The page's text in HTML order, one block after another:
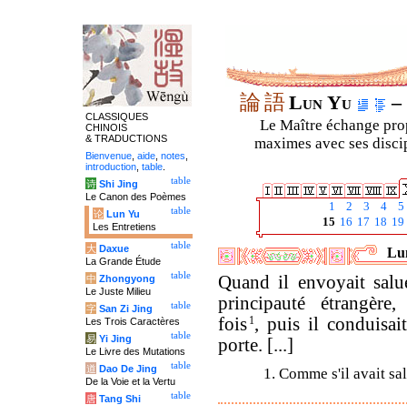
論語Lun Yu –
Le Maître échange
maximes avec ses
1 2 3 4
5
15 16 17 18 19
Quand il envoyait
principauté
fois 1, puis il
porte. [...]
1. Comme s'il avait
CLASSIQUES
CHINOIS
& TRADUCTIONS
Bienvenue aide notes
introduction table
table
诗 Shi Jing
Le Canon des Poèmes
table
论 Lun Yu
Les Entretiens
table
大 Daxue
La Grande Étude
table
中 Zhongyong
Le Juste Milieu
table
字 San Zi Jing
Les Trois Caractères
table
易 Yi Jing
Le Livre des Mutations
table
道 Dao De Jing
De la Voie et la Vertu
table
唐 Tang Shi